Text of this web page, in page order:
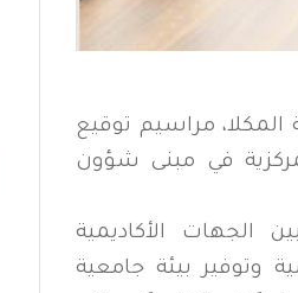
مراسيم توقيع
في مبنى شؤون
الجهات الأكاديمية
وتوفير بيئة جامعية